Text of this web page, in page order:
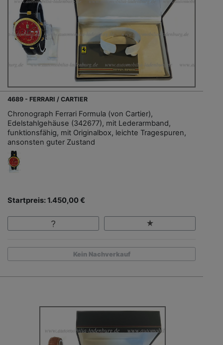
4689 - FERRARI / CARTIER
Chronograph Ferrari Formula (von Cartier),
Edelstahlgehäuse (342677), mit Lederarmband,
funktionsfähig, mit Originalbox, leichte Tragespuren,
ansonsten guter Zustand
Startpreis: 1.450,00 €
Kein Nachverkauf